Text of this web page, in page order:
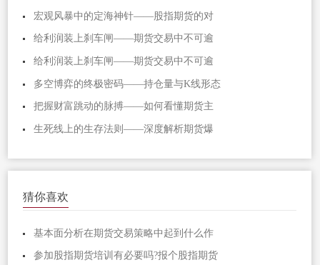
宏观风暴中的定海神针——股指期货的对
给利润装上刹车闸——期货交易中不可逾
给利润装上刹车闸——期货交易中不可逾
多空博弈的终极密码——持仓量与K线形态
把握财富跳动的脉搏——如何看懂期货主
生死线上的生存法则——深度解析期货爆
猜你喜欢
基本面分析在期货交易策略中起到什么作
参加股指期货培训有必要吗?报个股指期货